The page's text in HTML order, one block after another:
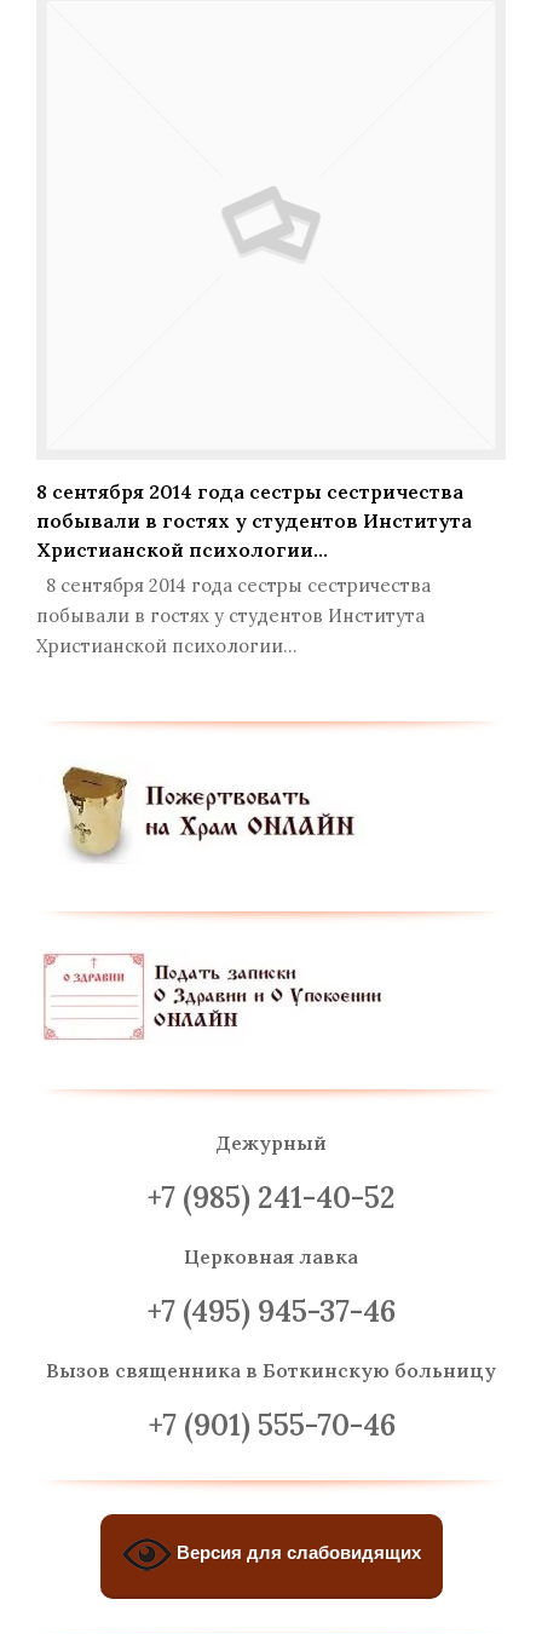
8 сентября 2014 года сестры сестричества
побывали в гостях у студентов Института
Христианской психологии…
8 сентября 2014 года сестры сестричества
побывали в гостях у студентов Института
Христианской психологии…
Дежурный
+7 (985) 241-40-52
Церковная лавка
+7 (495) 945-37-46
Вызов священника в Боткинскую больницу
+7 (901) 555-70-46
Версия для слабовидящих